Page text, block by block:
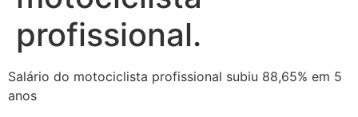
profissional.
Salário do motociclista profissional subiu 88,65% em 5
anos